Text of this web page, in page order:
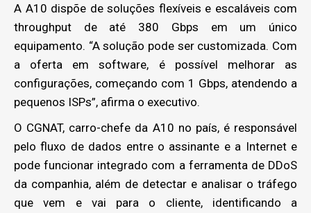
A A10 dispõe de soluções flexíveis e escaláveis com
throughput de até 380 Gbps em um único
equipamento. “A solução pode ser customizada. Com
a oferta em software, é possível melhorar as
configurações, começando com 1 Gbps, atendendo a
pequenos ISPs”, afirma o executivo.
O CGNAT, carro-chefe da A10 no país, é responsável
pelo fluxo de dados entre o assinante e a Internet e
pode funcionar integrado com a ferramenta de DDoS
da companhia, além de detectar e analisar o tráfego
que vem e vai para o cliente, identificando a